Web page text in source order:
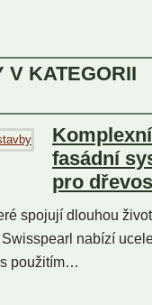
V KATEGORII
Komplexní
fasádní
pro
spojují dlouhou
nabízí
použitím…